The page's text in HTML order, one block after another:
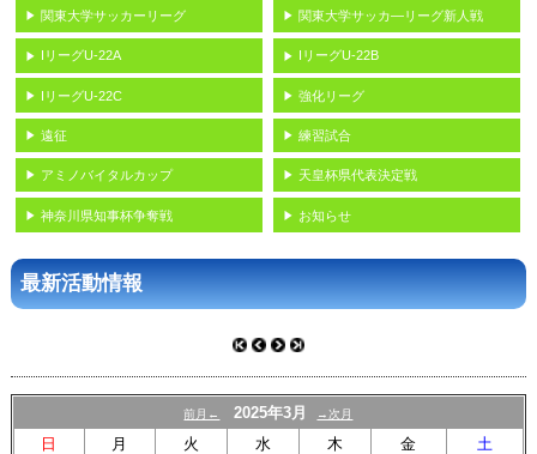
スケジュール
選手/スタッフ紹介
試合結果/最新活動情報
ブログ
関東大学サッカーリーグ 関東大学サッカ―リーグ新人戦
IリーグU-22A IリーグU-22B
IリーグU-22C 強化リーグ
遠征 練習試合
アミノバイタルカップ 天皇杯県代表決定戦
神奈川県知事杯争奪戦 お知らせ
最新活動情報
前月← 2025年3月 →次月
日 月 火 水 木 金
土